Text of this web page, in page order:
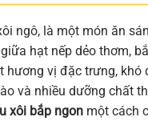
ngô, là một món ăn
hạt nếp dẻo thơm,
hương vị đặc trưng,
và nhiều dưỡng chất
xôi bắp ngon một cách